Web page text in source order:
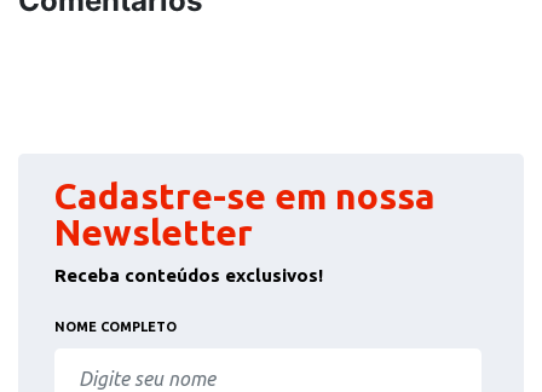
Cadastre-se em nossa
Newsletter
Receba conteúdos exclusivos!
NOME COMPLETO